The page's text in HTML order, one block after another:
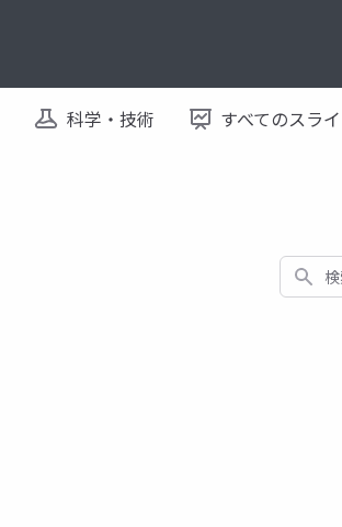
科学・技術 すべてのスラ
検索